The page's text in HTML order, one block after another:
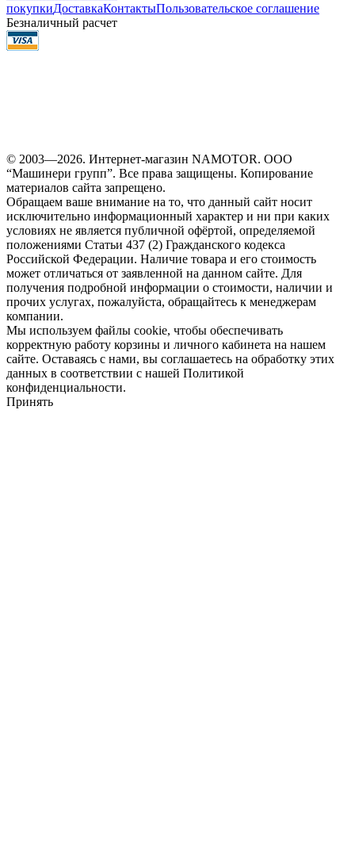
покупкиДоставкаКонтактыПользовательское соглашение
Безналичный расчет
© 2003—2026. Интернет-магазин NAMOTOR. ООО
“Машинери групп”. Все права защищены. Копирование
материалов сайта запрещено.
Обращаем ваше внимание на то, что данный сайт носит
исключительно информационный характер и ни при каких
условиях не является публичной офёртой, определяемой
положениями Статьи 437 (2) Гражданского кодекса
Российской Федерации. Наличие товара и его стоимость
может отличаться от заявленной на данном сайте. Для
получения подробной информации о стоимости, наличии и
прочих услугах, пожалуйста, обращайтесь к менеджерам
компании.
Мы используем файлы cookie, чтобы обеспечивать
корректную работу корзины и личного кабинета на нашем
сайте. Оставаясь с нами, вы соглашаетесь на обработку этих
данных в соответствии с нашей Политикой
конфиденциальности.
Принять